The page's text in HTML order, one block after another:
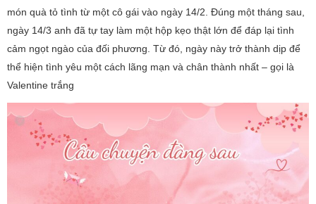
món quà tỏ tình từ một cô gái vào ngày 14/2. Đúng một tháng sau,
ngày 14/3 anh đã tự tay làm một hộp kẹo thật lớn để đáp lại tình
cảm ngọt ngào của đối phương. Từ đó, ngày này trở thành dịp để
thể hiện tình yêu một cách lãng mạn và chân thành nhất – gọi là
Valentine trắng